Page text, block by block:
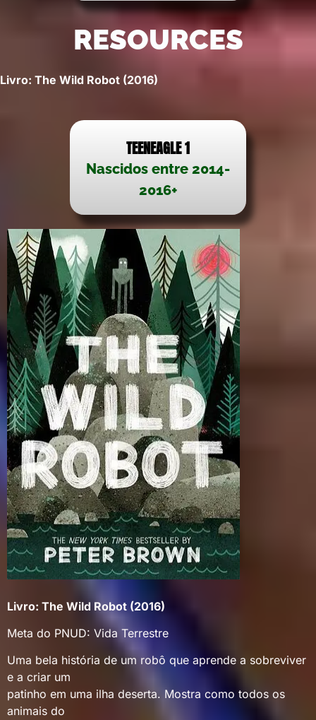
RESOURCES
Livro: The Wild Robot (2016)
TEENEAGLE 1
Nascidos entre 2014-
2016+
Livro: The Wild Robot (2016)
Meta do PNUD: Vida Terrestre
Uma bela história de um robô que aprende a sobreviver
e a criar um
patinho em uma ilha deserta. Mostra como todos os
animais do